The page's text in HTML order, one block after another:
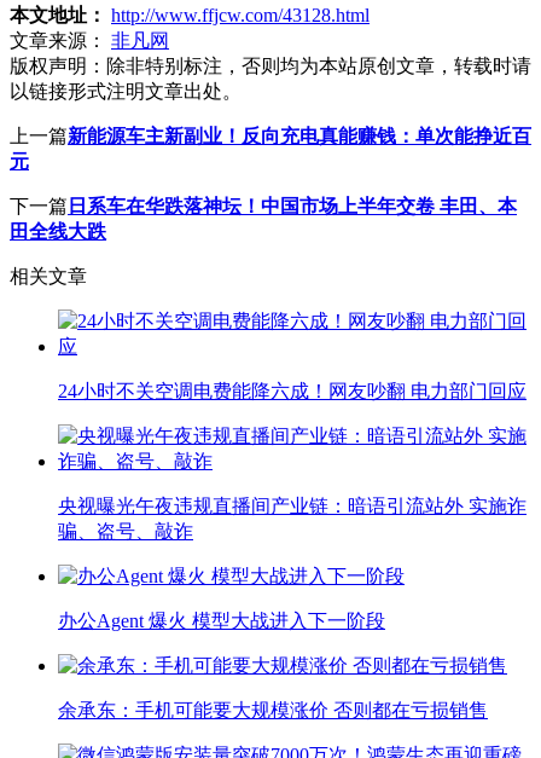
本文地址： http://www.ffjcw.com/43128.html
文章来源：
非凡网
版权声明： 除非特别标注，否则均为本站原创文章，转载时请
以链接形式注明文章出处。
上一篇新能源车主新副业！反向充电真能赚钱：单次能挣近百
元
下一篇 日系车在华跌落神坛！中国市场上半年交卷 丰田、本
田全线大跌
相关文章
24小时不关空调电费能降六成！网友吵翻 电力部门回应
央视曝光午夜违规直播间产业链：暗语引流站外 实施诈
骗、盗号、敲诈
办公Agent 爆火 模型大战进入下一阶段
余承东：手机可能要大规模涨价 否则都在亏损销售